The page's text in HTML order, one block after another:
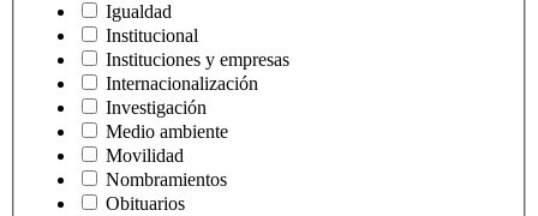
Igualdad
Institucional
Instituciones y empresas
Internacionalización
Investigación
Medio ambiente
Movilidad
Nombramientos
Obituarios